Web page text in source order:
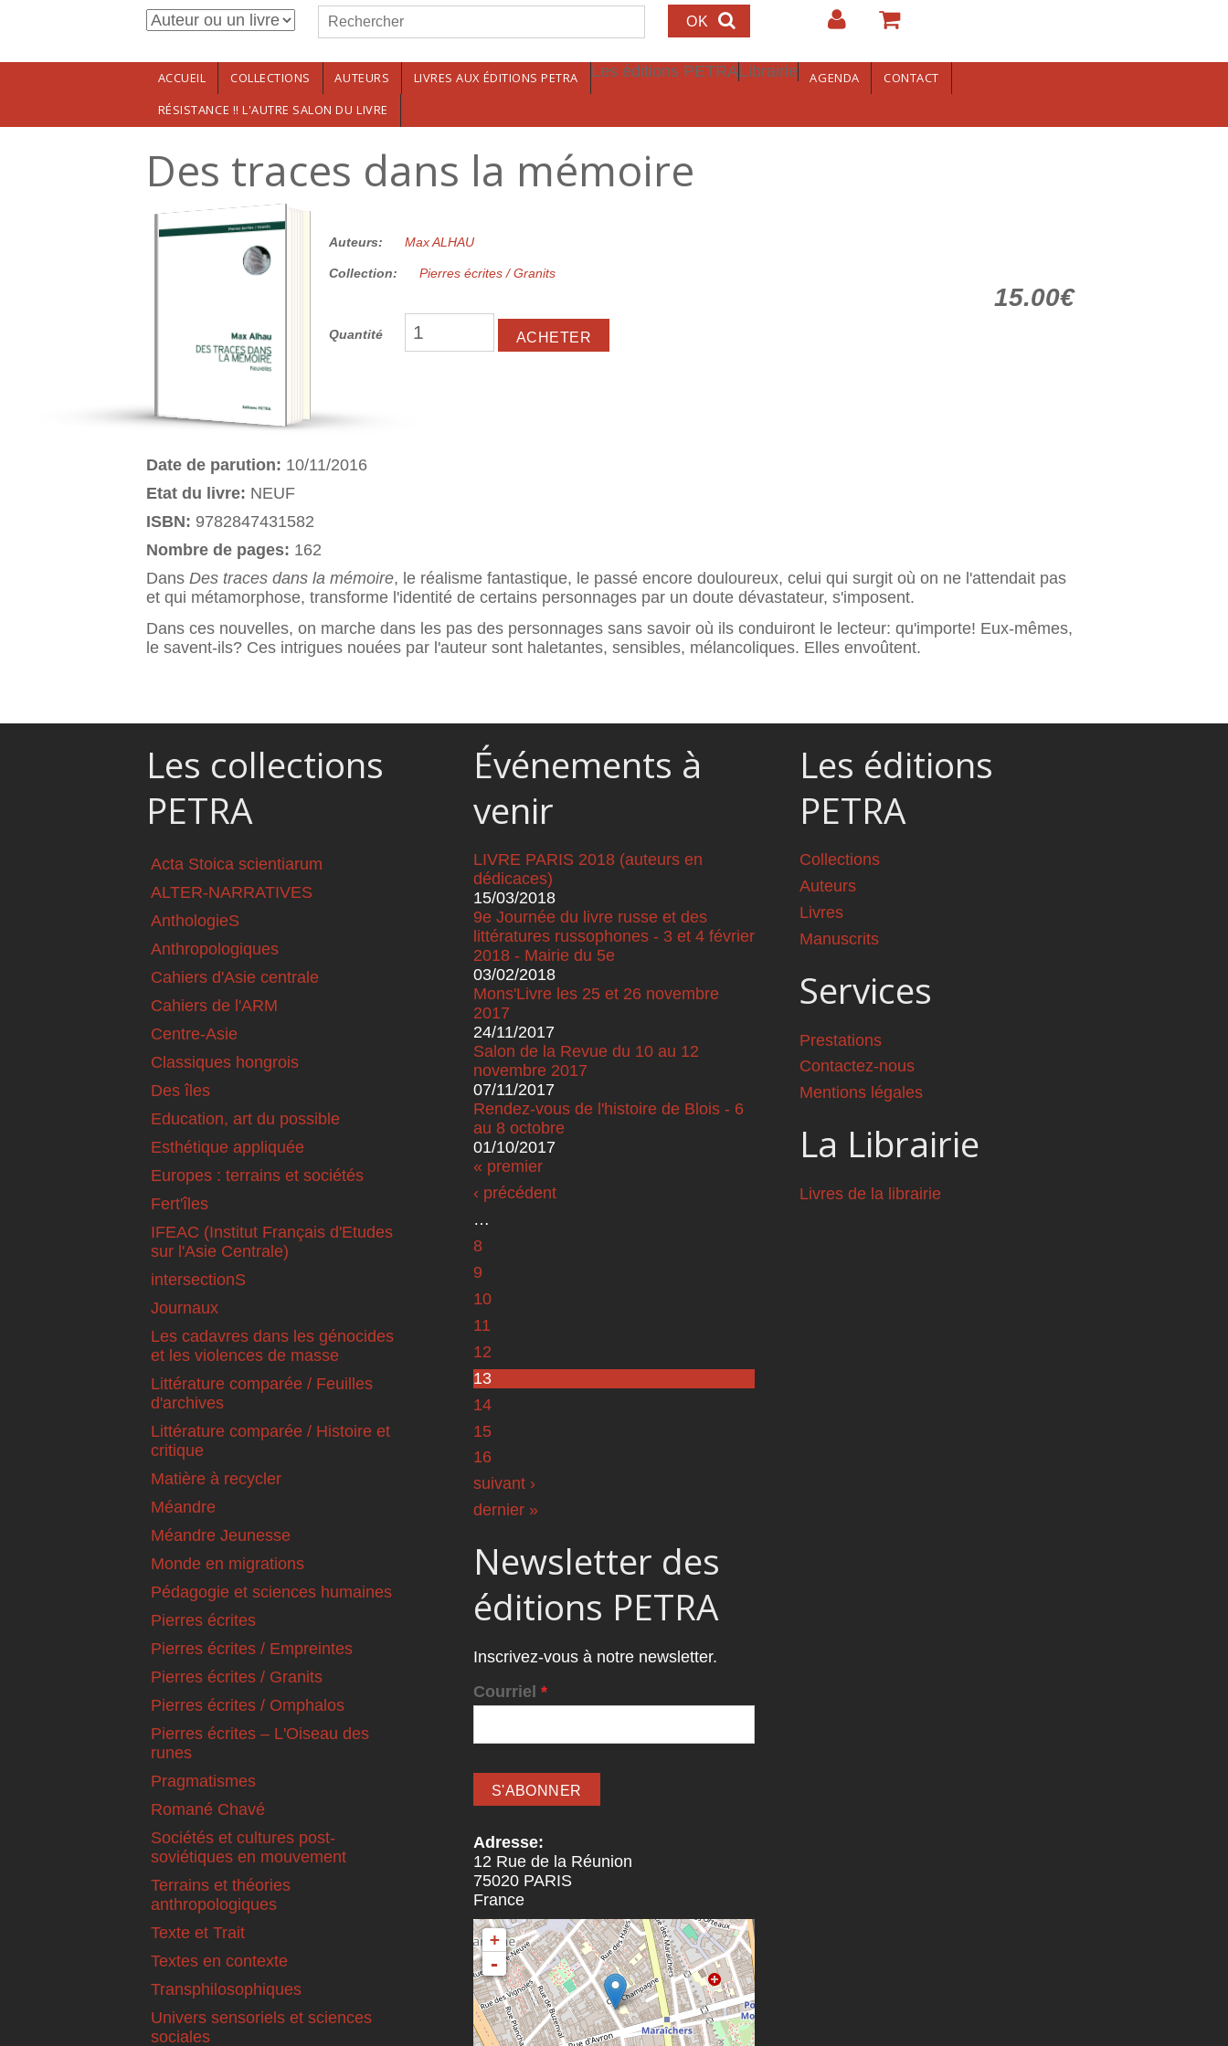
Aller au contenu principalFormulaire de recherche
Rechercher
ACCUEIL COLLECTIONS AUTEURS LIVRES AUX ÉDITIONS PETRA Les éditions PETRALibrairie AGENDA
CONTACT
RÉSISTANCE !! L'AUTRE SALON DU LIVRE
Des traces dans la mémoire
15.00€ Auteurs: Max ALHAU
Collection: Pierres écrites / Granits
15.00€
Quantité
Date de parution: 10/11/2016
Etat du livre: NEUF
ISBN: 9782847431582
Nombre de pages: 162
Dans Des traces dans la mémoire, le réalisme fantastique, le passé encore douloureux, celui qui surgit où on ne l'attendait pas
et qui métamorphose, transforme l'identité de certains personnages par un doute dévastateur, s'imposent.
Dans ces nouvelles, on marche dans les pas des personnages sans savoir où ils conduiront le lecteur: qu'importe! Eux-mêmes,
le savent-ils? Ces intrigues nouées par l'auteur sont haletantes, sensibles, mélancoliques. Elles envoûtent.
Les collections
PETRA
Acta Stoica scientiarum
ALTER-NARRATIVES
AnthologieS
Anthropologiques
Cahiers d'Asie centrale
Cahiers de l'ARM
Centre-Asie
Classiques hongrois
Des îles
Education, art du possible
Esthétique appliquée
Europes : terrains et sociétés
Fert'îles
IFEAC (Institut Français d'Etudes
sur l'Asie Centrale)
intersectionS
Journaux
Les cadavres dans les génocides
et les violences de masse
Littérature comparée / Feuilles
d'archives
Littérature comparée / Histoire et
critique
Matière à recycler
Méandre
Méandre Jeunesse
Monde en migrations
Pédagogie et sciences humaines
Pierres écrites
Pierres écrites / Empreintes
Pierres écrites / Granits
Pierres écrites / Omphalos
Pierres écrites – L'Oiseau des
runes
Pragmatismes
Romané Chavé
Sociétés et cultures post-
soviétiques en mouvement
Terrains et théories
anthropologiques
Texte et Trait
Textes en contexte
Transphilosophiques
Univers sensoriels et sciences
sociales
Événements à
venir
LIVRE PARIS 2018 (auteurs en
dédicaces)
15/03/2018
9e Journée du livre russe et des
littératures russophones - 3 et 4 février
2018 - Mairie du 5e
03/02/2018
Mons'Livre les 25 et 26 novembre
2017
24/11/2017
Salon de la Revue du 10 au 12
novembre 2017
07/11/2017
Rendez-vous de l'histoire de Blois - 6
au 8 octobre
01/10/2017
Pages
« premier
‹ précédent
…
8
9
10
11
12
13
14
15
16
suivant ›
dernier »
Newsletter des
éditions PETRA
Inscrivez-vous à notre newsletter.
Courriel *
Adresse:
12 Rue de la Réunion
75020 PARIS
France
+
-
Les éditions
PETRA
Collections
Auteurs
Livres
Manuscrits
Services
Prestations
Contactez-nous
Mentions légales
La Librairie
Livres de la librairie